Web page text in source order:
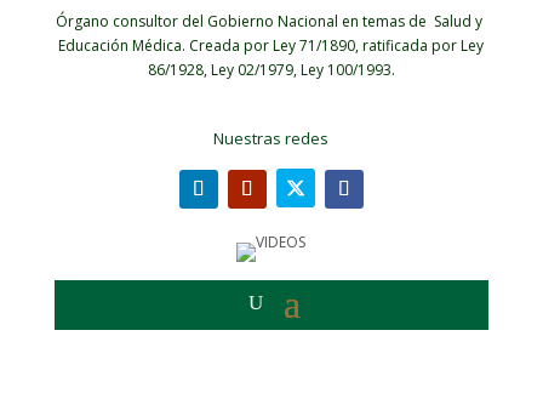
Órgano consultor del Gobierno Nacional en temas de Salud y
Educación Médica. Creada por Ley 71/1890, ratificada por Ley
86/1928, Ley 02/1979, Ley 100/1993.
Nuestras redes